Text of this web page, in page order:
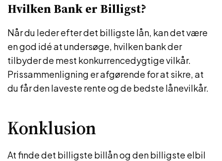
Hvilken Bank er Billigst?
Når du leder efter det billigste lån, kan det være
en god idé at undersøge, hvilken bank der
tilbyder de mest konkurrencedygtige vilkår.
Prissammenligning er afgørende for at sikre, at
du får den laveste rente og de bedste lånevilkår.
Konklusion
At finde det billigste billån og den billigste elbil